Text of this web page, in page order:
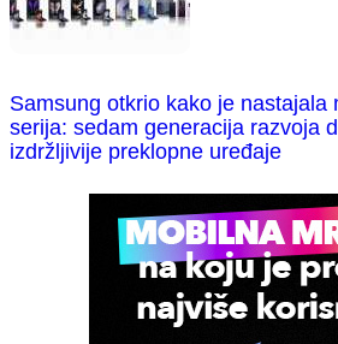
Samsung otkrio kako je nastajala
serija: sedam generacija razvoja
izdržljivije preklopne uređaje